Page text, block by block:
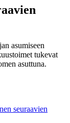
asumiseen
tukevat
asuttuna.
seuraavien